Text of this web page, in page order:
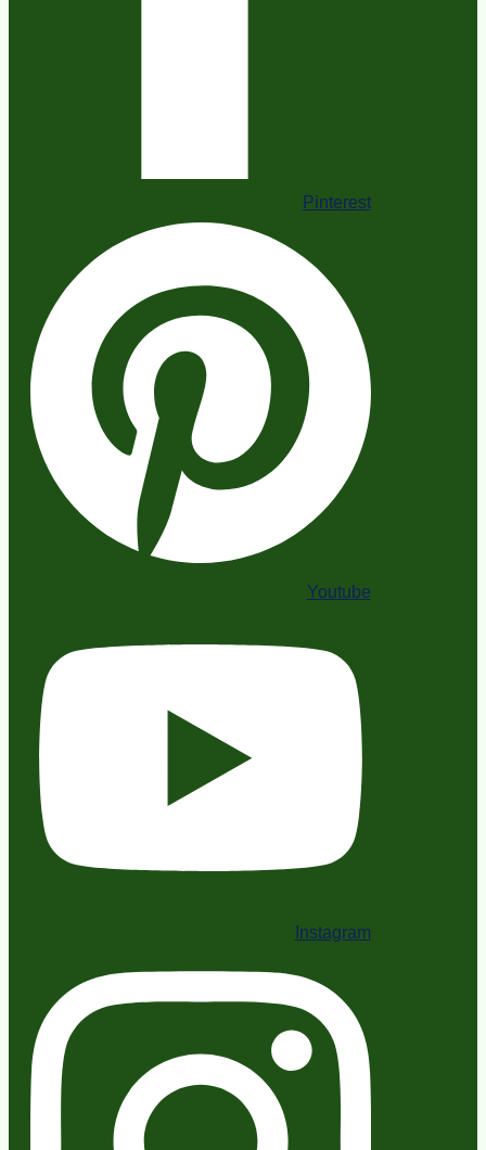
Pinterest
Youtube
Instagram